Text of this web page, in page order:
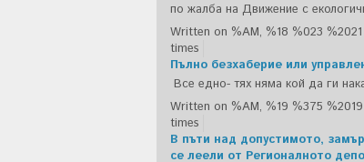
по жалба на Движение с
Written on %AM, %18 %023
times
Пълно безхаберие или
Все едно- тях няма кой да ги
Written on %AM, %19 %375 %2019
times
В пъти над допустимото,
се леели от Регионалното